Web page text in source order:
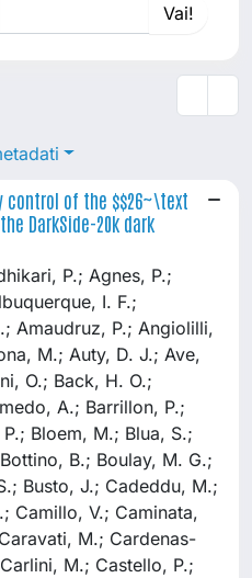
control of the $$26~\text
DarkSide-20k dark
P.; Agnes, P.;
I. F.;
Amaudruz, P.; Angiolilli,
M.; Auty, D. J.; Ave,
O.; Back, H. O.;
A.; Barrillon, P.;
Bloem, M.; Blua, S.;
B.; Boulay, M. G.;
Busto, J.; Cadeddu, M.;
Camillo, V.; Caminata,
M.; Cardenas-
M.; Castello, P.;